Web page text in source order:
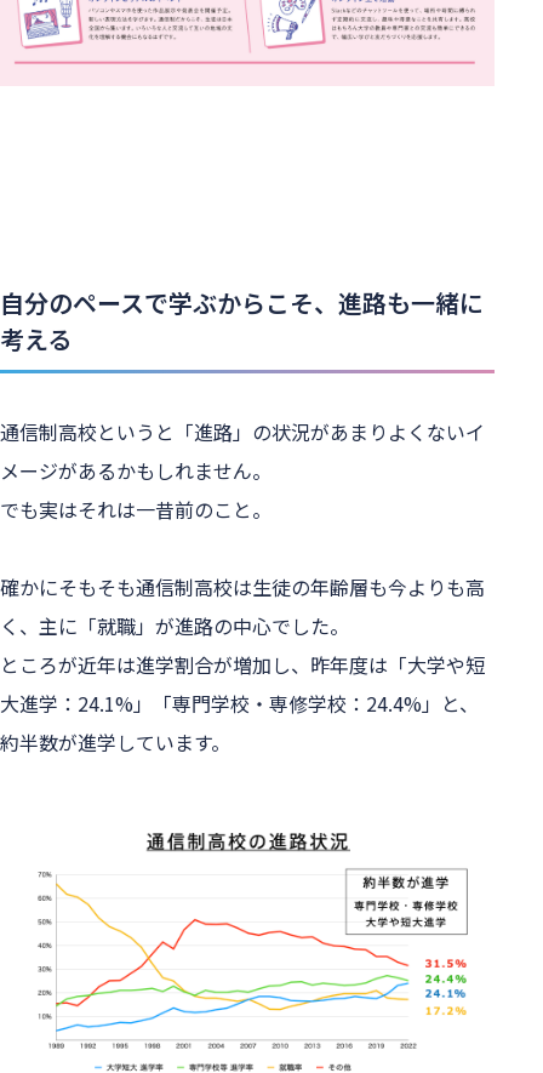
自分のペースで学ぶからこそ、進路も一緒に
考える
通信制高校というと「進路」の状況があまりよくないイ
メージがあるかもしれません。
でも実はそれは一昔前のこと。
確かにそもそも通信制高校は生徒の年齢層も今よりも高
く、主に「就職」が進路の中心でした。
ところが近年は進学割合が増加し、昨年度は「大学や短
大進学：24.1%」「専門学校・専修学校：24.4%」と、
約半数が進学しています。